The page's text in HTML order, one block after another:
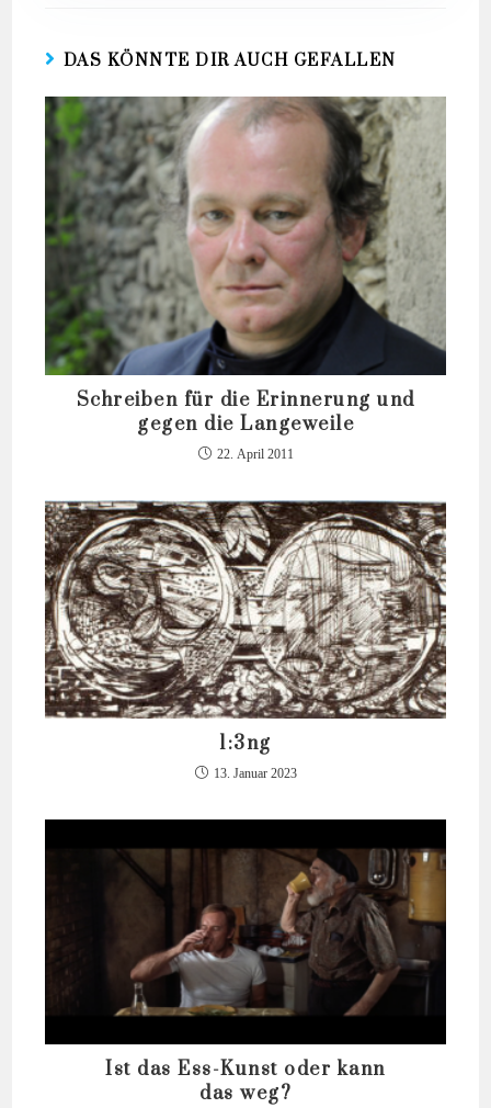
DAS KÖNNTE DIR AUCH GEFALLEN
Schreiben für die Erinnerung und
gegen die Langeweile
22. April 2011
1:3ng
13. Januar 2023
Ist das Ess-Kunst oder kann
das weg?